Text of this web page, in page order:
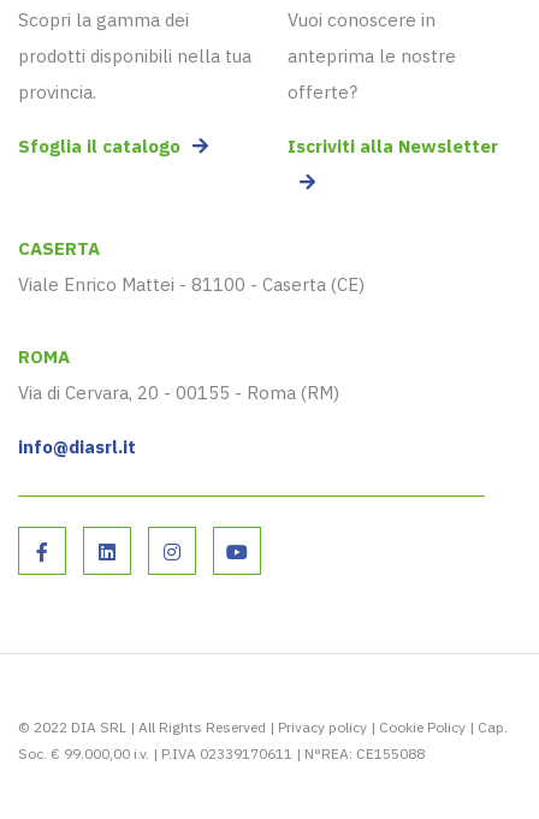
Scopri la gamma dei
prodotti disponibili nella tua
provincia.
Sfoglia il catalogo
Vuoi conoscere in
anteprima le nostre
offerte?
Iscriviti alla Newsletter
CASERTA
Viale Enrico Mattei - 81100 - Caserta (CE)
ROMA
Via di Cervara, 20 - 00155 - Roma (RM)
info@diasrl.it
© 2022 DIA SRL | All Rights Reserved | Privacy policy | Cookie Policy | Cap.
Soc. € 99.000,00 i.v. | P.IVA 02339170611 | N°REA: CE155088